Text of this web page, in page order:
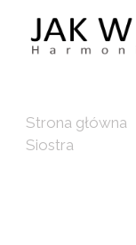
Strona główna
Siostra